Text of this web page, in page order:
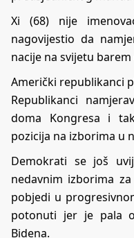
Xi (68) nije
nagovijestio da
nacije na svijetu barem
Američki republikanci
Republikanci
doma Kongresa i
pozicija na izborima u
Demokrati se još
nedavnim izborima
pobjedi u
potonuti jer je pala
Bidena.